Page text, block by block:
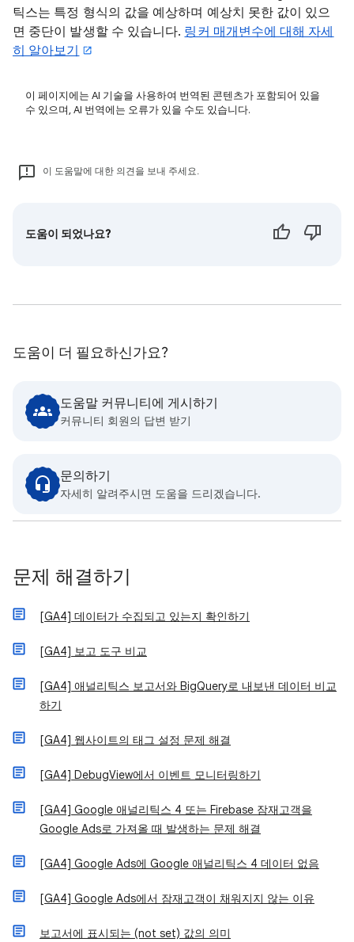
틱스는 특정 형식의 값을 예상하며 예상치 못한 값이 있으
면 중단이 발생할 수 있습니다. 링커 매개변수에 대해 자세
히 알아보기
이 페이지에는 AI 기술을 사용하여 번역된 콘텐츠가 포함되어 있을
수 있으며, AI 번역에는 오류가 있을 수도 있습니다.
이 도움말에 대한 의견을 보내 주세요.
도움이 되었나요?
도움이 더 필요하신가요?
도움말 커뮤니티에 게시하기
커뮤니티 회원의 답변 받기
문의하기
자세히 알려주시면 도움을 드리겠습니다.
문제 해결하기
[GA4] 데이터가 수집되고 있는지 확인하기
[GA4] 보고 도구 비교
[GA4] 애널리틱스 보고서와 BigQuery로 내보낸 데이터 비교
하기
[GA4] 웹사이트의 태그 설정 문제 해결
[GA4] DebugView에서 이벤트 모니터링하기
[GA4] Google 애널리틱스 4 또는 Firebase 잠재고객을
Google Ads로 가져올 때 발생하는 문제 해결
[GA4] Google Ads에 Google 애널리틱스 4 데이터 없음
[GA4] Google Ads에서 잠재고객이 채워지지 않는 이유
보고서에 표시되는 (not set) 값의 의미